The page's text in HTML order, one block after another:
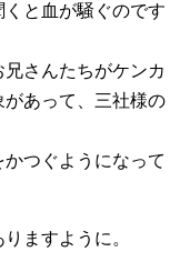
と血が騒ぐのです
さんたちがケンカ
あって、三社様の
つぐようになって
ますように。